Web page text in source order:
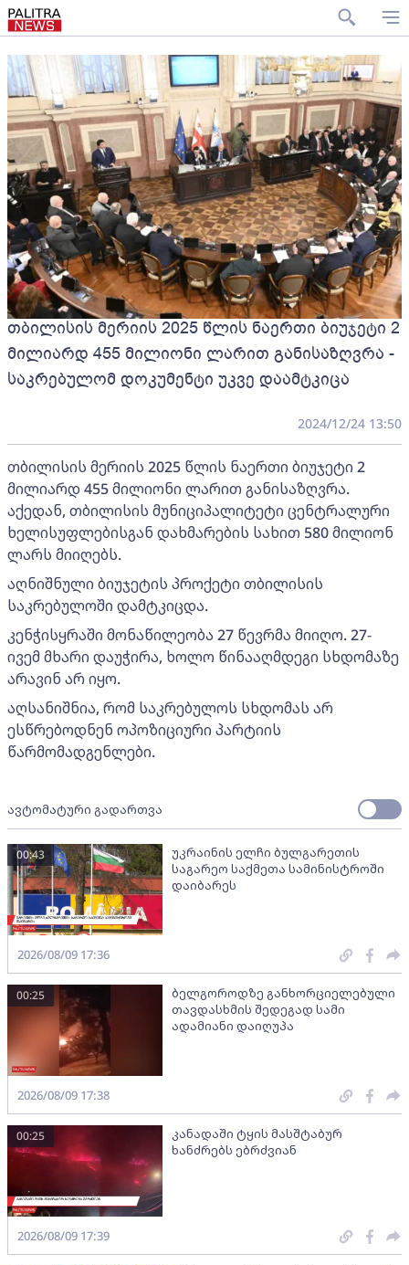
თბილისის მერიის 2025 წლის ნაერთი ბიუჯეტი 2
მილიარდ 455 მილიონი ლარით განისაზღვრა -
საკრებულომ დოკუმენტი უკვე დაამტკიცა
2024/12/24 13:50
თბილისის მერიის 2025 წლის ნაერთი ბიუჯეტი 2
მილიარდ 455 მილიონი ლარით განისაზღვრა.
აქედან, თბილისის მუნიციპალიტეტი ცენტრალური
ხელისუფლებისგან დახმარების სახით 580 მილიონ
ლარს მიიღებს.
აღნიშნული ბიუჯეტის პროქეტი თბილისის
საკრებულოში დამტკიცდა.
კენჭისყრაში მონაწილეობა 27 წევრმა მიიღო. 27-
ივემ მხარი დაუჭირა, ხოლო წინააღმდეგი სხდომაზე
არავინ არ იყო.
აღსანიშნია, რომ საკრებულოს სხდომას არ
ესწრებოდნენ ოპოზიციური პარტიის
წარმომადგენლები.
ავტომატური გადართვა
უკრაინის ელჩი ბულგარეთის
საგარეო საქმეთა სამინისტროში
დაიბარეს
00:43
2026/08/09 17:36
ბელგოროდზე განხორციელებული
თავდასხმის შედეგად სამი
ადამიანი დაიღუპა
00:25
2026/08/09 17:38
კანადაში ტყის მასშტაბურ
ხანძრებს ებრძვიან
00:25
2026/08/09 17:39